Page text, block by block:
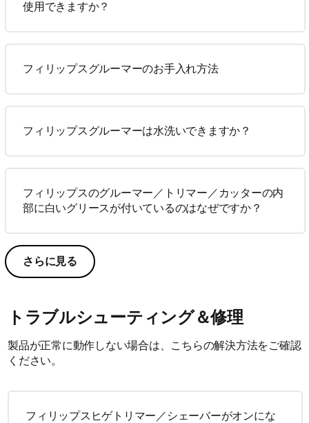
使用できますか？
フィリップスグルーマーのお手入れ方法
フィリップスグルーマーは水洗いできますか？
フィリップスのグルーマー／トリマー／カッターの内
部に白いグリースが付いているのはなぜですか？
さらに見る
トラブルシューティング＆修理
製品が正常に動作しない場合は、こちらの解決方法をご確認
ください。
フィリップスヒゲトリマー／シェーバーがオンにな